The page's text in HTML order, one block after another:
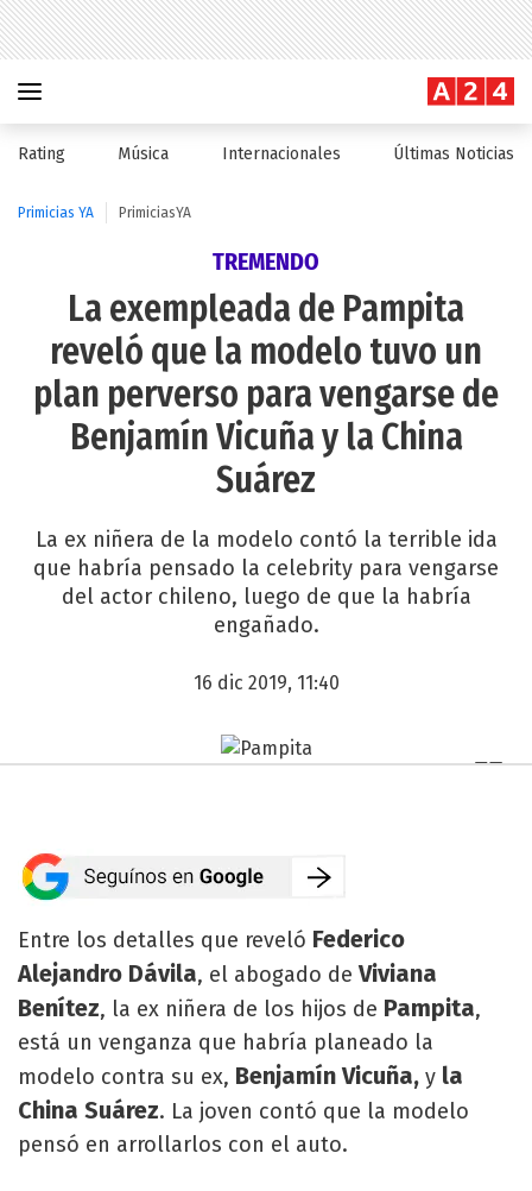
Rating Música Internacionales Últimas Noticias
Primicias YA PrimiciasYA
TREMENDO
La exempleada de Pampita
reveló que la modelo tuvo un
plan perverso para vengarse de
Benjamín Vicuña y la China
Suárez
La ex niñera de la modelo contó la terrible ida
que habría pensado la celebrity para vengarse
del actor chileno, luego de que la habría
engañado.
16 dic 2019, 11:40
Entre los detalles que reveló Federico
Alejandro Dávila, el abogado deViviana
Benítez, la ex niñera de los hijos de Pampita,
está un venganza que habría planeado la
modelo contra su ex, Benjamín Vicuña, y la
China Suárez. La joven contó que la modelo
pensó en arrollarlos con el auto.